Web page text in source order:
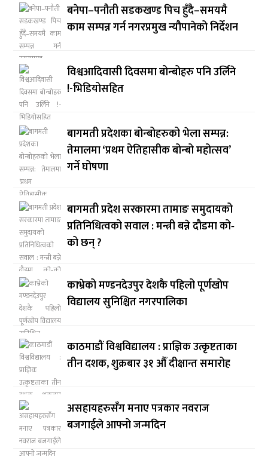
बनेपा–पनौती सडकखण्ड पिच हुँदै–समयमै
काम सम्पन्न गर्न नगरप्रमुख न्यौपानेको निर्देशन
विश्वआदिवासी दिवसमा बोन्बोहरु पनि उर्लिने
!-भिडियोसहित
बागमती प्रदेशका बोन्बोहरुको भेला सम्पन्न:
तेमालमा ‘प्रथम ऐतिहासीक बोन्बो महोत्सव’
गर्ने घोषणा
बागमती प्रदेश सरकारमा तामाङ समुदायको
प्रतिनिधित्वको सवाल : मन्त्री बन्ने दौडमा को‐
को छन् ?
काभ्रेको मण्डनदेउपुर देशकै पहिलो पूर्णखोप
विद्यालय सुनिश्चित नगरपालिका
काठमाडौं विश्वविद्यालय : प्राज्ञिक उत्कृष्टताका
तीन दशक, शुक्रबार ३१ औँ दीक्षान्त समारोह
असहायहरुसँग मनाए पत्रकार नवराज
बजगाईले आफ्नो जन्मदिन